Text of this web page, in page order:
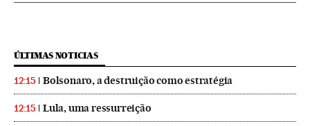
ÚLTIMAS NOTICIAS
12:15 Bolsonaro, a destruição como estratégia
12:15 Lula, uma ressurreição